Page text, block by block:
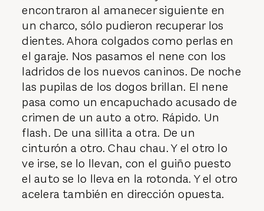
encontraron al amanecer siguiente en
un charco, sólo pudieron recuperar los
dientes. Ahora colgados como perlas en
el garaje. Nos pasamos el nene con los
ladridos de los nuevos caninos. De noche
las pupilas de los dogos brillan. El nene
pasa como un encapuchado acusado de
crimen de un auto a otro. Rápido. Un
flash. De una sillita a otra. De un
cinturón a otro. Chau chau. Y el otro lo
ve irse, se lo llevan, con el guiño puesto
el auto se lo lleva en la rotonda. Y el otro
acelera también en dirección opuesta.